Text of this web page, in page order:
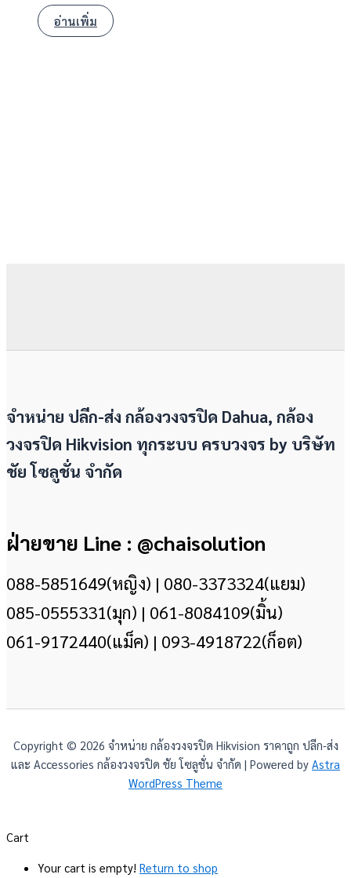
อ่านเพิ่ม
จำหน่าย ปลีก-ส่ง กล้องวงจรปิด Dahua, กล้อง
วงจรปิด Hikvision ทุกระบบ ครบวงจร by บริษัท
ชัย โซลูชั่น จำกัด
ฝ่ายขาย Line : @chaisolution
088-5851649(หญิง) | 080-3373324(แยม)
085-0555331(มุก) | 061-8084109(มิ้น)
061-9172440(แม็ค) | 093-4918722(ก็อต)
Copyright © 2026 จำหน่าย กล้องวงจรปิด Hikvision ราคาถูก ปลีก-ส่ง
และ Accessories กล้องวงจรปิด ชัย โซลูชั่น จำกัด | Powered by Astra
WordPress Theme
Cart
Your cart is empty! Return to shop